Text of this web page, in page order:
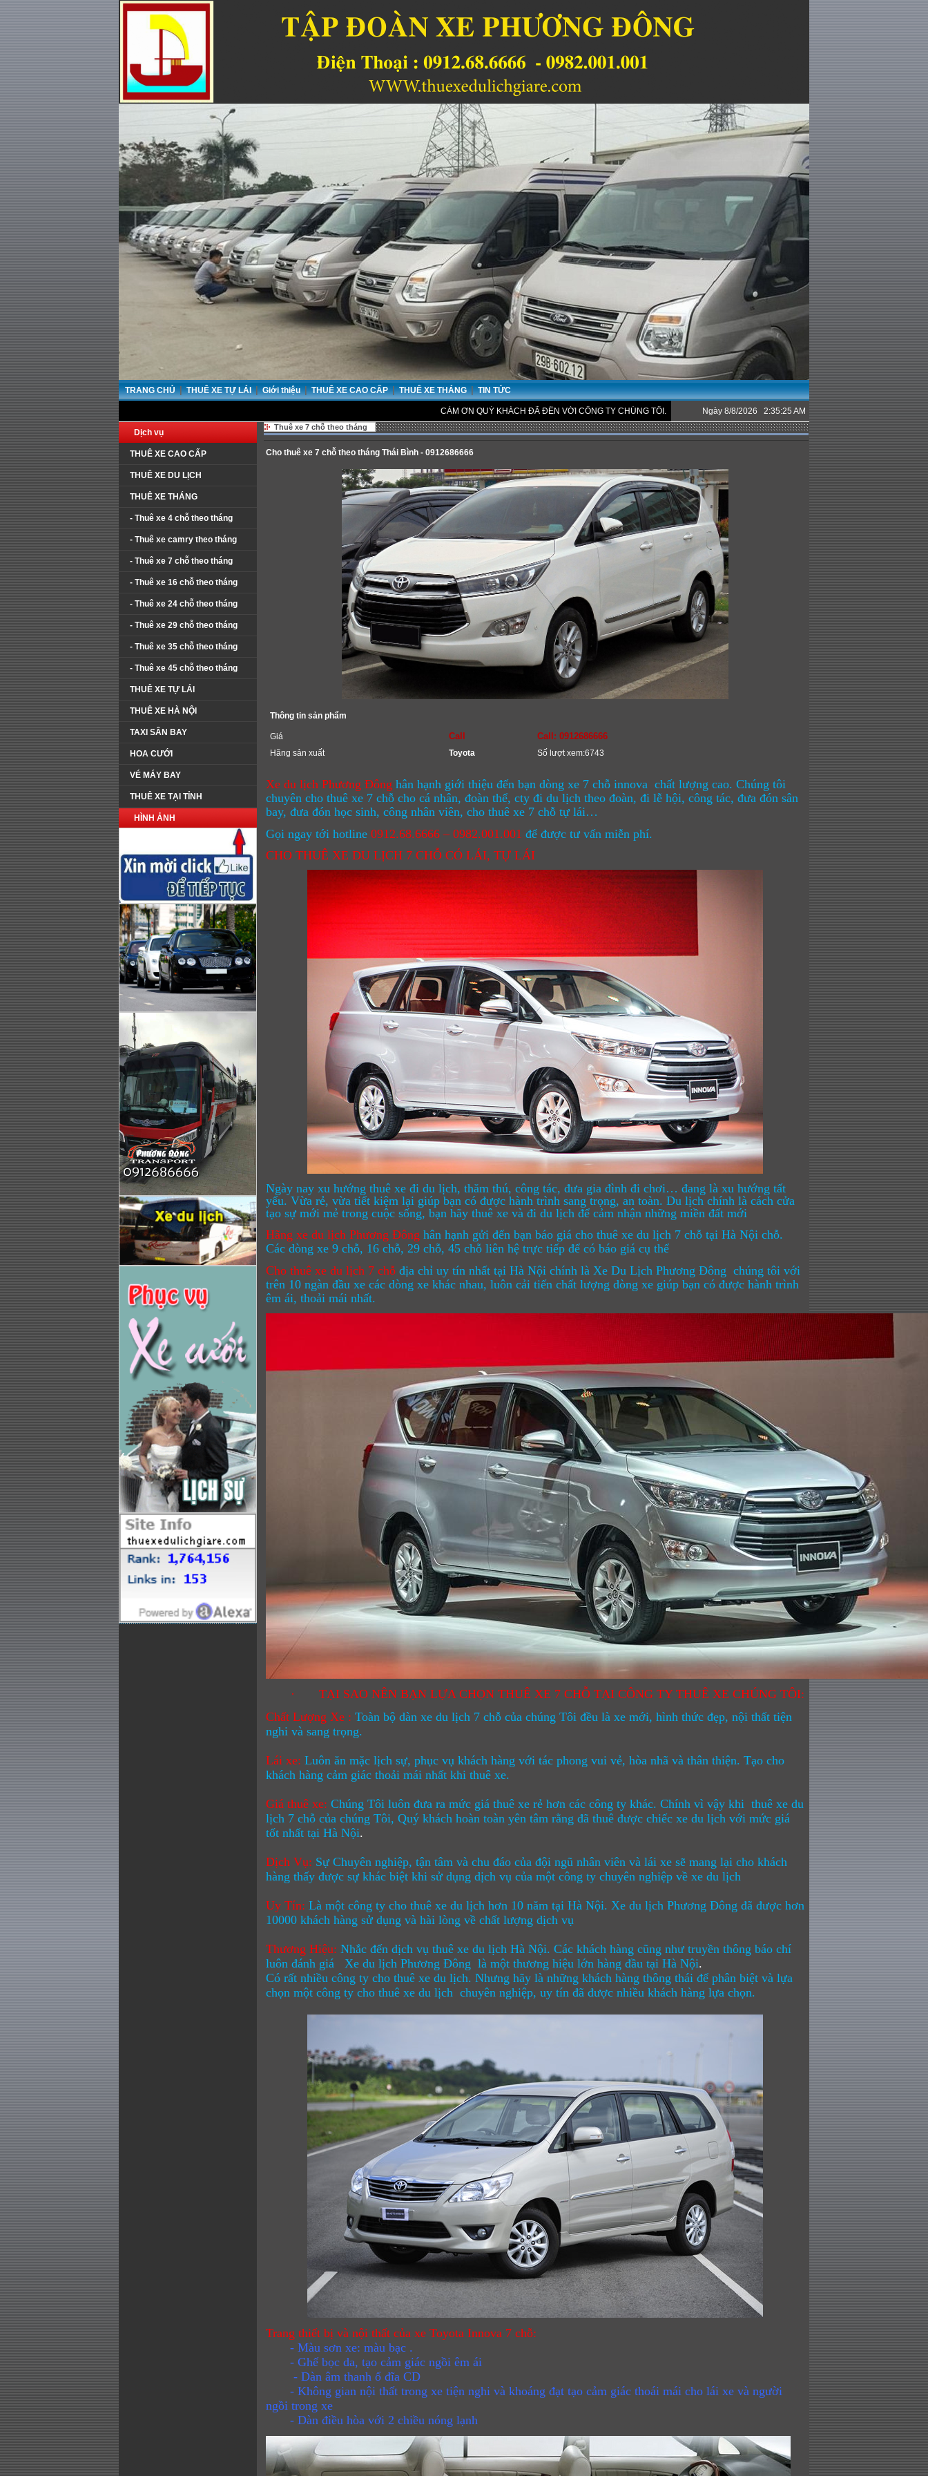
TRANG CHỦ | THUÊ XE TỰ LÁI | Giới thiệu | THUÊ XE CAO CẤP | THUÊ XE THÁNG | TIN TỨC
CẢM ƠN QUÝ KHÁCH ĐÃ ĐẾN VỚI CÔNG TY CHÚNG TÔI. Ngày 8/8/2026 2:35:25 AM
Dịch vụ
THUÊ XE CAO CẤP
THUÊ XE DU LỊCH
THUÊ XE THÁNG
- Thuê xe 4 chỗ theo tháng
- Thuê xe camry theo tháng
- Thuê xe 7 chỗ theo tháng
- Thuê xe 16 chỗ theo tháng
- Thuê xe 24 chỗ theo tháng
- Thuê xe 29 chỗ theo tháng
- Thuê xe 35 chỗ theo tháng
- Thuê xe 45 chỗ theo tháng
THUÊ XE TỰ LÁI
THUÊ XE HÀ NỘI
TAXI SÂN BAY
HOA CƯỚI
VÉ MÁY BAY
THUÊ XE TẠI TỈNH
HÌNH ẢNH
Thuê xe 7 chỗ theo tháng
Cho thuê xe 7 chỗ theo tháng Thái Bình - 0912686666
Thông tin sản phẩm
Giá Call Call: 0912686666
Hãng sản xuất Toyota Số lượt xem:6743
Xe du lịch Phương Đông hân hạnh giới thiệu đến bạn dòng xe 7 chỗ innova chất lượng cao. Chúng tôi
chuyên cho thuê xe 7 chỗ cho cá nhân, đoàn thể, cty đi du lịch theo đoàn, đi lễ hội, công tác, đưa đón sân
bay, đưa đón học sinh, công nhân viên, cho thuê xe 7 chỗ tự lái…
Gọi ngay tới hotline 0912.68.6666 – 0982.001.001 để được tư vấn miễn phí.
CHO THUÊ XE DU LỊCH 7 CHỖ CÓ LÁI, TỰ LÁI
Ngày nay xu hướng thuê xe đi du lịch, thăm thú, công tác, đưa gia đình đi chơi… đang là xu hướng tất
yếu. Vừa rẻ, vừa tiết kiệm lại giúp bạn có được hành trình sang trọng, an toàn. Du lịch chính là cách cửa
tạo sự mới mẻ trong cuộc sống, bạn hãy thuê xe và đi du lịch để cảm nhận những miền đất mới
Hãng xe du lịch Phương Đông hân hạnh gửi đến bạn báo giá cho thuê xe du lịch 7 chỗ tại Hà Nội chỗ.
Các dòng xe 9 chỗ, 16 chỗ, 29 chỗ, 45 chỗ liên hệ trực tiếp để có báo giá cụ thể
Cho thuê xe du lịch 7 chỗ địa chỉ uy tín nhất tại Hà Nội chính là Xe Du Lịch Phương Đông chúng tôi với
trên 10 ngàn đầu xe các dòng xe khác nhau, luôn cải tiến chất lượng dòng xe giúp bạn có được hành trình
êm ái, thoải mái nhất.
·
TẠI SAO NÊN BẠN LỰA CHỌN THUÊ XE 7 CHỖ TẠI CÔNG TY THUÊ XE CHÚNG TÔI:
Chất Lượng Xe : Toàn bộ dàn xe du lịch 7 chỗ của chúng Tôi đều là xe mới, hình thức đẹp, nội thất tiện
nghi và sang trọng.
Lái xe: Luôn ăn mặc lịch sự, phục vụ khách hàng với tác phong vui vẻ, hòa nhã và thân thiện. Tạo cho
khách hàng cảm giác thoải mái nhất khi thuê xe.
Giá thuê xe: Chúng Tôi luôn đưa ra mức giá thuê xe rẻ hơn các công ty khác. Chính vì vậy khi thuê xe du
lịch 7 chỗ của chúng Tôi, Quý khách hoàn toàn yên tâm rằng đã thuê được chiếc xe du lịch với mức giá
tốt nhất tại Hà Nội.
Dịch Vụ: Sự Chuyên nghiệp, tận tâm và chu đáo của đội ngũ nhân viên và lái xe sẽ mang lại cho khách
hàng thấy được sự khác biệt khi sử dụng dịch vụ của một công ty chuyên nghiệp về xe du lịch
Uy Tín: Là một công ty cho thuê xe du lịch hơn 10 năm tại Hà Nội. Xe du lịch Phương Đông đã được hơn
10000 khách hàng sử dụng và hài lòng về chất lượng dịch vụ
Thương Hiệu: Nhắc đến dịch vụ thuê xe du lịch Hà Nội. Các khách hàng cũng như truyền thông báo chí
luôn đánh giá Xe du lịch Phương Đông là một thương hiệu lớn hàng đầu tại Hà Nội.
Có rất nhiều công ty cho thuê xe du lịch. Nhưng hãy là những khách hàng thông thái để phân biệt và lựa
chọn một công ty cho thuê xe du lịch chuyên nghiệp, uy tín đã được nhiều khách hàng lựa chọn.
Trang thiết bị và nội thất của xe Toyota Innova 7 chỗ:
- Màu sơn xe: màu bạc .
- Ghế bọc da, tạo cảm giác ngồi êm ái
- Dàn âm thanh ổ đĩa CD
- Không gian nội thất trong xe tiện nghi và khoáng đạt tạo cảm giác thoái mái cho lái xe và người
ngồi trong xe
- Dàn điều hòa với 2 chiều nóng lạnh